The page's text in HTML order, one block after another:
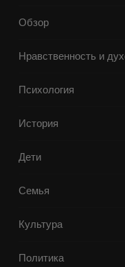
Обзор
Нравственность и
Психология
История
Дети
Семья
Культура
Политика